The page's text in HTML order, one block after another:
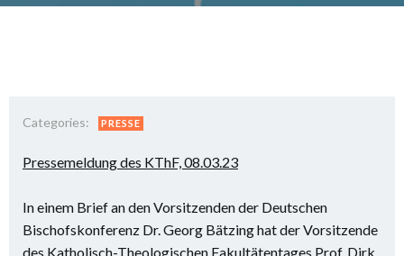
Categories: PRESSE
Pressemeldung des KThF, 08.03.23
In einem Brief an den Vorsitzenden der Deutschen
Bischofskonferenz Dr. Georg Bätzing hat der Vorsitzende
des Katholisch-Theologischen Fakultätentages Prof. Dirk